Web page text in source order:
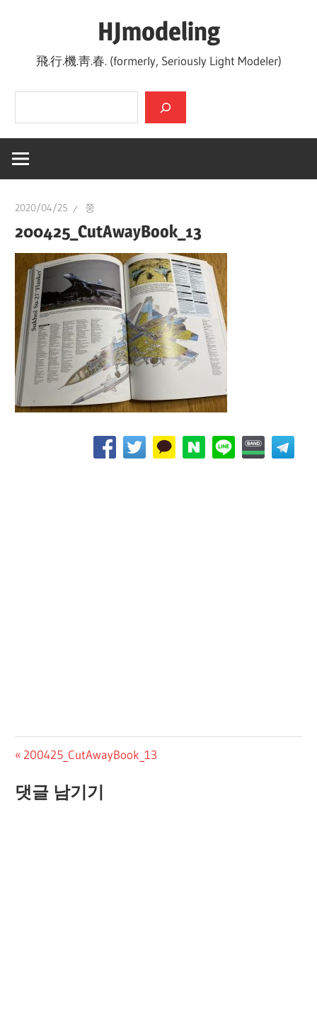
HJmodeling
飛.行.機.靑.春. (formerly, Seriously Light Modeler)
검색
2020/04/25 쭝
200425_CutAwayBook_13
글
탐
Previous
200425_CutAwayBook_13
댓글 남기기